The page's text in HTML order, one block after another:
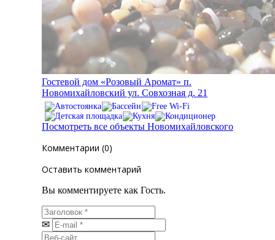
Гостевой дом «Розовый Аромат» п.
Новомихайловский ул. Совхозная д. 21
Посмотреть все объекты Новомихайловского
Комментарии (0)
Оставить комментарий
Вы комментируете как Гость.